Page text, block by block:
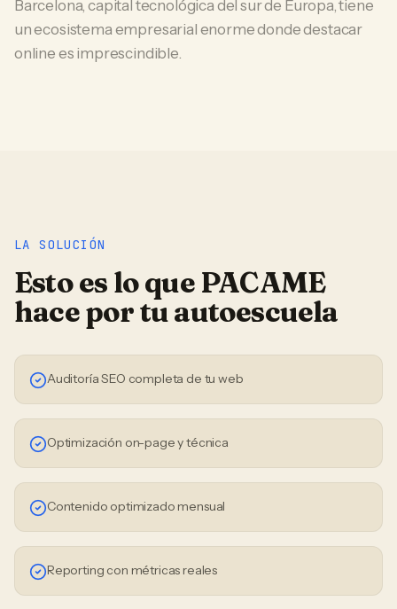
Barcelona, capital tecnológica del sur de Europa, tiene
un ecosistema empresarial enorme donde destacar
online es imprescindible.
LA SOLUCIÓN
Esto es lo que PACAME
hace por tuautoescuela
Auditoría SEO completa de tu web
Optimización on-page y técnica
Contenido optimizado mensual
Reporting con métricas reales